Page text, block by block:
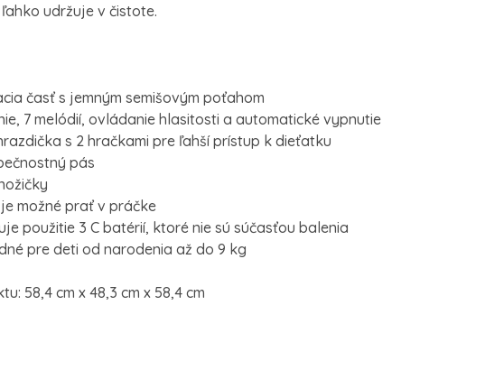
udržuje v čistote.
časť s jemným semišovým poťahom
7 melódií, ovládanie hlasitosti a automatické vypnutie
s 2 hračkami pre ľahší prístup k dieťatku
pás
možné prať v práčke
použitie 3 C batérií, ktoré nie sú súčasťou balenia
pre deti od narodenia až do 9 kg
58,4 cm x 48,3 cm x 58,4 cm